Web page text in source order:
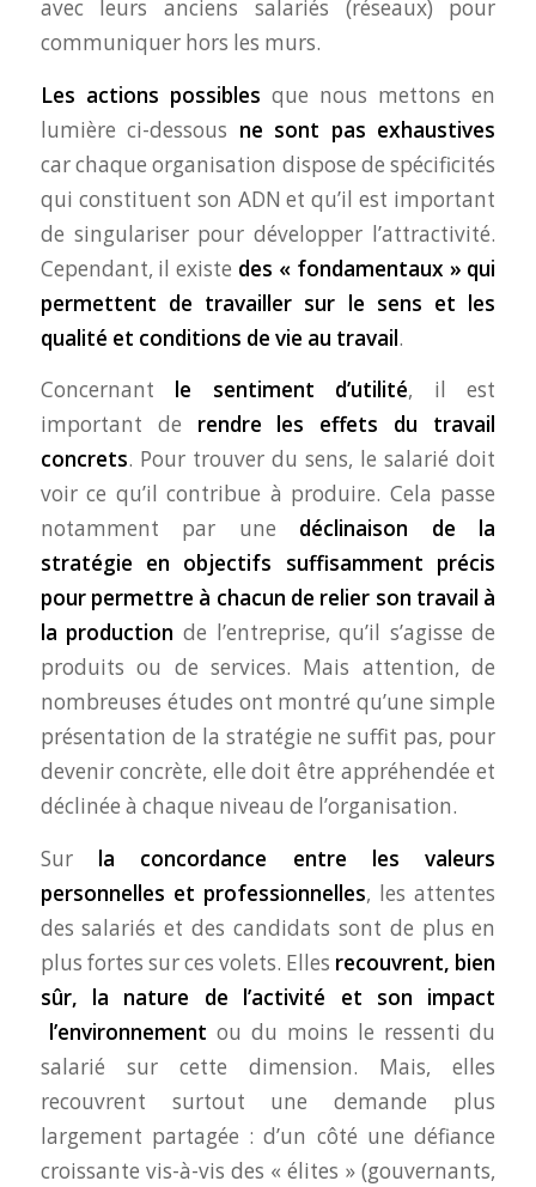
avec leurs anciens salariés (réseaux) pour
communiquer hors les murs.
Les actions possibles que nous mettons en
lumière ci-dessous ne sont pas exhaustives
car chaque organisation dispose de spécificités
qui constituent son ADN et qu’il est important
de singulariser pour développer l’attractivité.
Cependant, il existe des « fondamentaux » qui
permettent de travailler sur le sens et les
qualité et conditions de vie au travail.
Concernant le sentiment d’utilité, il est
important de rendre les effets du travail
concrets. Pour trouver du sens, le salarié doit
voir ce qu’il contribue à produire. Cela passe
notamment par une déclinaison de la
stratégie en objectifs suffisamment précis
pour permettre à chacun de relier son travail à
la production de l’entreprise, qu’il s’agisse de
produits ou de services. Mais attention, de
nombreuses études ont montré qu’une simple
présentation de la stratégie ne suffit pas, pour
devenir concrète, elle doit être appréhendée et
déclinée à chaque niveau de l’organisation.
Sur la concordance entre les valeurs
personnelles et professionnelles, les attentes
des salariés et des candidats sont de plus en
plus fortes sur ces volets. Elles recouvrent, bien
sûr, la nature de l’activité et son impact
l’environnement ou du moins le ressenti du
salarié sur cette dimension. Mais, elles
recouvrent surtout une demande plus
largement partagée : d’un côté une défiance
croissante vis-à-vis des « élites » (gouvernants,